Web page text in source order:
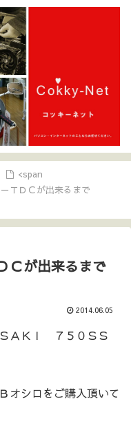
<span
ＴＤＣが出来るまで
Ｃが出来るまで
2014.06.05
ＳＡＫＩ ７５０ＳＳ
オシロをご購入頂いて